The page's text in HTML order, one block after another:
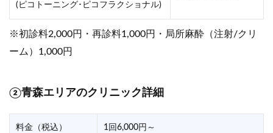
(ピコトーニング･ピコフラクショナル)
※初診料2,000円・再診料1,000円・局所麻酔（注射/クリ
ーム）1,000円
②青森エリアのクリニック詳細
料金（税込） 1回6,000円～